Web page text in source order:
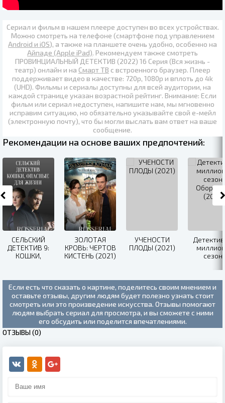
Сериал и фильм в нашем плеере доступен во всех устройствах.
Можно смотреть на телефоне (смартфоне под управлением
Android и iOS), а также на планшете очень удобно, особенно на
Айпаде (Apple iPad). Рекомендуем также смотреть
ПРОВИНЦИАЛЬНЫЙ ДЕТЕКТИВ (2022) 16 Серия (Вся жизнь -
театр) онлайн и на Смарт ТВ с встроенного браузер. Плеер
поддерживает видео в качестве: 720p, 1080p и вплоть до 4k
(UHD). Фильмы и сериалы доступны для всей аудитории, на
каждой странице указан возрастной рейтинг. Внимание: Если
фильм или сериал недоступен, напишите нам, мы мгновенно
исправим ситуацию, но обязательно указывайте свой е-мейл
(электронную почту), что бы могли выслать вам ответ на ваше
сообщение.
Рекомендации на основе ваших предпочтений:
СЕЛЬСКИЙ
ДЕТЕКТИВ 9:
КОШКИ,
ЗОЛОТАЯ
КРОВЬ: ЧЕРТОВ
КИСТЕНЬ (2021)
УЧЕНОСТИ
ПЛОДЫ (2021)
сезон:
(2021)
Если есть что сказать о картине, поделитесь своим мнением и
оставьте отзывы, другим людям будет полезно узнать стоит
смотреть или это произведение искусства. Отзывы помогают
людям выбрать сериал для просмотра, и вы сможете с ними
его обсудить или поделится впечатлениями.
ОТЗЫВЫ (0)